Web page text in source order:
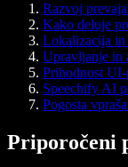
Razvoj
Kako deluje
Lokalizacija in
Upravljanje in
Prihodnost
Speechify AI
Pogosta
Priporočeni